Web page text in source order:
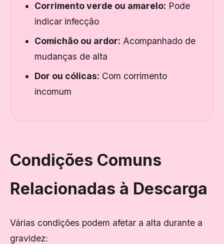
Corrimento verde ou amarelo: Pode
indicar infecção
Comichão ou ardor: Acompanhado de
mudanças de alta
Dor ou cólicas: Com corrimento
incomum
Condições Comuns
Relacionadas à Descarga
Várias condições podem afetar a alta durante a
gravidez: